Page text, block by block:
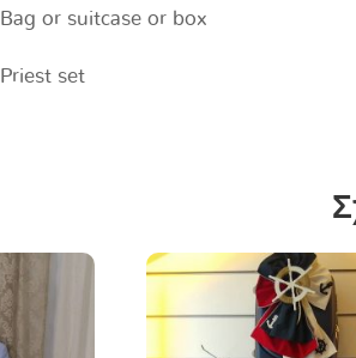
Bag or suitcase or box
Priest set